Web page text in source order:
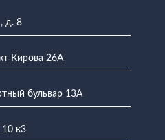
д. 8
Кирова 26А
бульвар 13А
10 к3